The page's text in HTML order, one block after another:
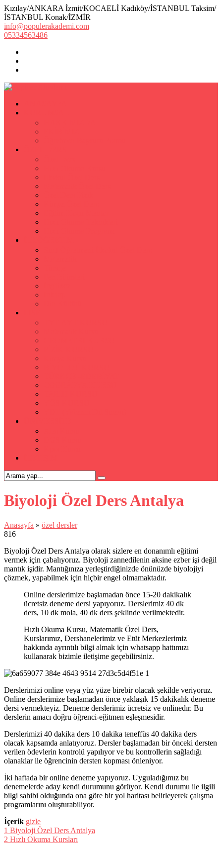
Kızılay/ANKARA İzmit/KOCAELİ Kadıköy/İSTANBUL Taksim/
İSTANBUL Konak/İZMİR
info@populerakademi.com
05334563486
Biyoloji Özel Ders Antalya
Anasayfa » özel dersler
816
Biyoloji Özel Ders Antalya olarak sizlere en donanımlı eğitimi
vermek için çabalıyoruz. Biyoloji zannedilenin aksine ezber işi değil
mantık işidir. Mantığınıza yerleştirdiğinizde önünüzde biyolojiyi
çözmek, yapabilmek için hiçbir engel olmamaktadır.
Online derslerimize başlamadan önce 15-20 dakikalık
ücretsiz deneme dersi yapıyoruz. Derslerimiz 40 dk
ders, 10 dk mola, 40 dk ders şeklinde verilmektedir.
Hızlı Okuma Kursu, Matematik Özel Ders,
Kurslarımız, Dershanelerimiz ve Etüt Merkezlerimiz
hakkında ayrıntılı bilgi almak için whatsapp hattımızı
kullanarak bizimle iletişime geçebilirsiniz.
Derslerimizi online veya yüz yüze birebir olacak şekilde veriyoruz.
Online derslerimize başlamadan önce yaklaşık 15 dakikalık deneme
dersi vermekteyiz. Deneme derslerimiz ücretsiz ve onlinedır. Bu
derslerin amacı doğru öğrenci-eğitmen eşleşmesidir.
Derslerimizi 40 dakika ders 10 dakika teneffüs 40 dakika ders
olacak kapsamda anlatıyoruz. Dersler başlamadan bir önceki dersten
verilen ödevlerin kontrolü yapılıyor ve bu kontrollerin sağladığı
olanaklar ile öğrencinin dersten kopması önleniyor.
İki haftada bir online deneme yapıyoruz. Uyguladığımız bu
denemelerde aday kendi durumunu görüyor. Kendi durumu ile ilgili
bilgi sahibi olduğunda ona göre bir yol haritası belirleyerek çalışma
programlarını oluşturabiliyor.
İçerik gizle
1 Biyoloji Özel Ders Antalya
2 Hızlı Okuma Kursları